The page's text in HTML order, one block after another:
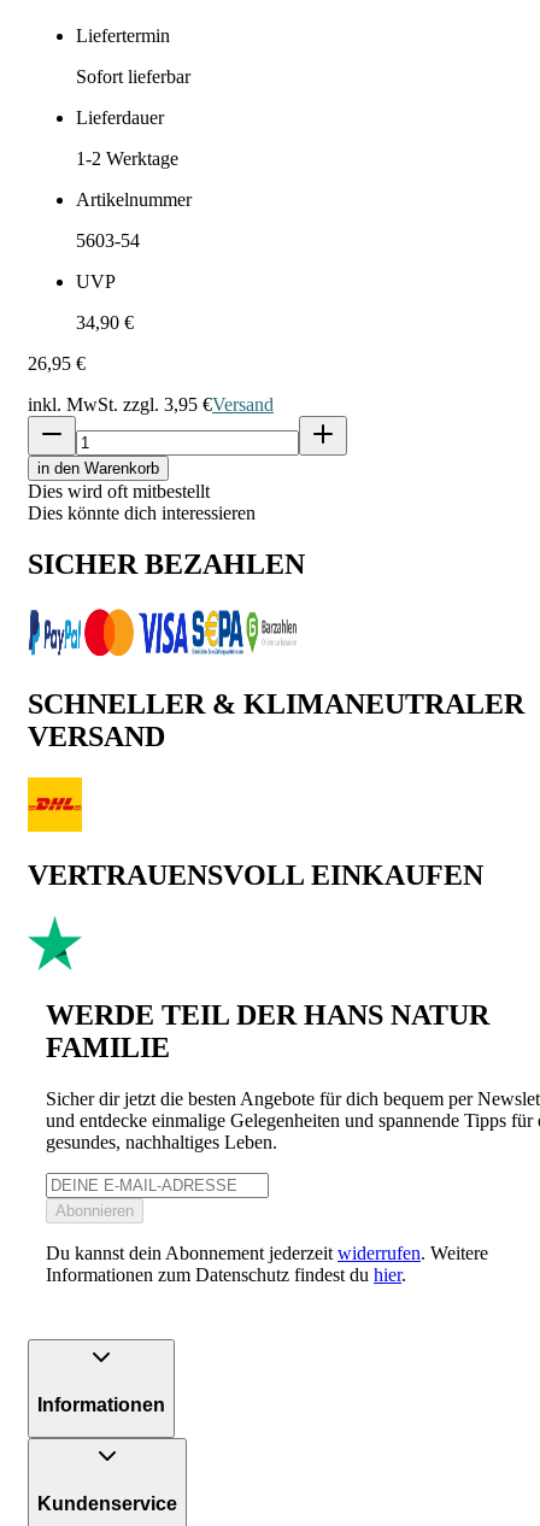
Liefertermin
Sofort lieferbar
Lieferdauer
1-2 Werktage
Artikelnummer
5603-54
UVP
34,90 €
26,95 €
inkl. MwSt. zzgl. 3,95 €Versand
in den Warenkorb
Dies wird oft mitbestellt
Dies könnte dich interessieren
SICHER BEZAHLEN
SCHNELLER & KLIMANEUTRALER
VERSAND
VERTRAUENSVOLL EINKAUFEN
WERDE TEIL DER HANS NATUR
FAMILIE
Sicher dir jetzt die besten Angebote für dich bequem per
und entdecke einmalige Gelegenheiten und spannende Tipps für
gesundes, nachhaltiges Leben.
Abonnieren
Du kannst dein Abonnement jederzeit widerrufen. Weitere
Informationen zum Datenschutz findest du hier.
Informationen
Kundenservice